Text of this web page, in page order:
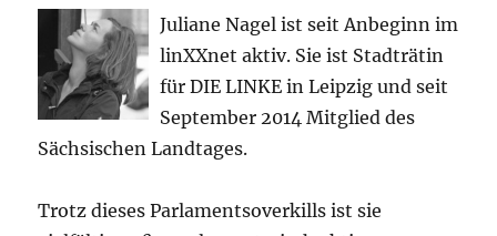
Juliane Nagel ist seit Anbeginn im
linXXnet aktiv. Sie ist Stadträtin
für DIE LINKE in Leipzig und seit
September 2014 Mitglied des
Sächsischen Landtages.
Trotz dieses Parlamentsoverkills ist sie